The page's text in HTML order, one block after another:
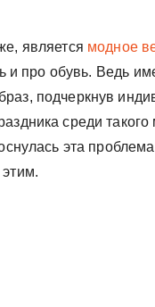
является модное
и про обувь. Ведь
подчеркнув
среди такого
эта